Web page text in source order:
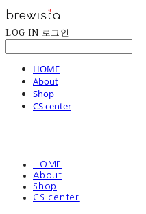
LOG IN 로그인
HOME
About
Shop
CS center
HOME
About
Shop
CS center